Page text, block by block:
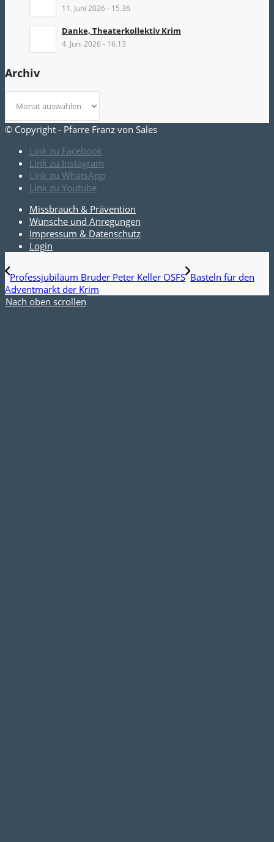
11. Juni 2026 - 15.36
Danke, Theaterkollektiv Krim
4. Juni 2026 - 16.13
Archiv
© Copyright - Pfarre Franz von Sales
Link zu Facebook
Link zu Instagram
Link zu WhatsApp
Link zu Youtube
Missbrauch & Prävention
Wünsche und Anregungen
Impressum & Datenschutz
Login
Professjubiläum Bruder Peter Keller OSFS Basteln für den
Adventmarkt der Krim
Nach oben scrollen